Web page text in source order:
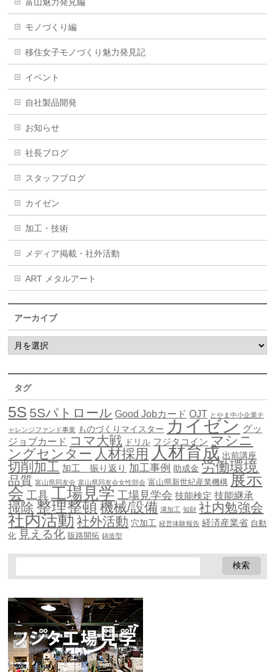
モノづくり編
移住女子モノづくり魅力発見記
イベント
自社製品開発
お知らせ
社長ブログ
スタッフブログ
カイゼン
加工・技術
メディア掲載・社外活動
ART メタルアート
アーカイブ
タグ
5S 5Sパトロール Good Jobカード OJT とやま中小企業チ
ャレンジファンド事業 ものづくりマイスター カイゼン グッ
ジョブカード コマ大戦 ドリル フジタコイン マシニ
ングセンター 人材採用 人材育成 出前講座
切削加工 加工 振り返り 加工事例 助成金 労働環境
品質 富山県同友会 富山県同友会女性部会 富山県新世紀産業機構 展示
会 工具 工場見学 工場見学会 技能検定 技能継承
掃除 整理整頓機械/設備 溝加工 知財 社内勉強会
社内活動社外活動 穴加工 経営体験報告 経済産業省 自動
化 見える化 販路開拓 鋳造型